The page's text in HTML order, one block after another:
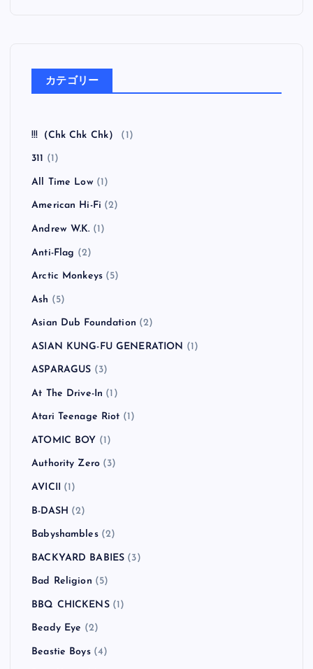
カテゴリー
!!!（Chk Chk Chk） (1)
311 (1)
All Time Low(1)
American Hi-Fi (2)
Andrew W.K. (1)
Anti-Flag (2)
Arctic Monkeys (5)
Ash (5)
Asian Dub Foundation (2)
ASIAN KUNG-FU GENERATION (1)
ASPARAGUS (3)
At The Drive-In (1)
Atari Teenage Riot (1)
ATOMIC BOY (1)
Authority Zero (3)
AVICII (1)
B-DASH (2)
Babyshambles(2)
BACKYARD BABIES (3)
Bad Religion (5)
BBQ CHICKENS(1)
Beady Eye (2)
Beastie Boys(4)